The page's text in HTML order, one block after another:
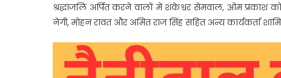
श्रद्धांजलि अर्पित करने वालों में शंकेश्वर सेमवाल, ओम प्रकाश
नेगी, मोहन रावत और अमित राज सिंह सहित अन्य कार्यकर्ता